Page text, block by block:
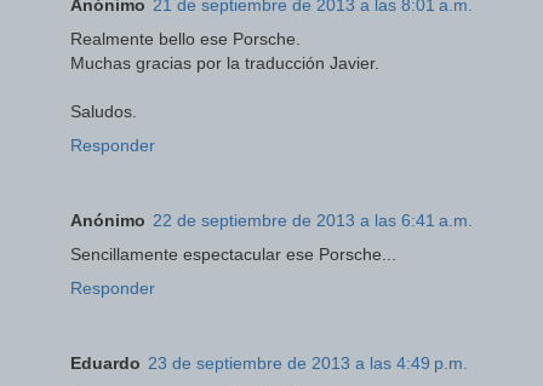
Anónimo 21 de septiembre de 2013 a las 8:01 a.m.
Realmente bello ese Porsche.
Muchas gracias por la traducción Javier.
Saludos.
Responder
Anónimo 22 de septiembre de 2013 a las 6:41 a.m.
Sencillamente espectacular ese Porsche...
Responder
Eduardo 23 de septiembre de 2013 a las 4:49 p.m.